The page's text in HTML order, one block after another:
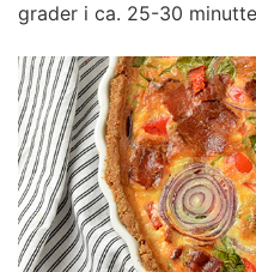
grader i ca. 25-30